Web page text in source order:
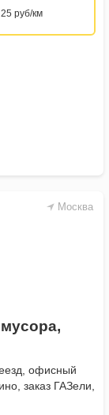
руб/км
Москва
офисный
заказ ГАЗели,